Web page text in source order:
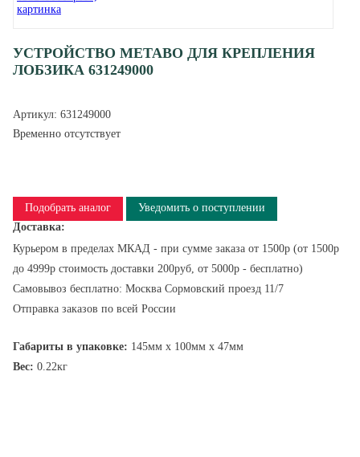
УСТРОЙСТВО METABO ДЛЯ КРЕПЛЕНИЯ
ЛОБЗИКА 631249000
Артикул: 631249000
Временно отсутствует
Подобрать аналог
Уведомить о поступлении
Доставка:
Курьером в пределах МКАД - при сумме заказа от 1500р (от 1500р
до 4999р стоимость доставки 200руб, от 5000р - бесплатно)
Самовывоз бесплатно: Москва Сормовский проезд 11/7
Отправка заказов по всей России
Габариты в упаковке: 145мм x 100мм x 47мм
Вес: 0.22кг